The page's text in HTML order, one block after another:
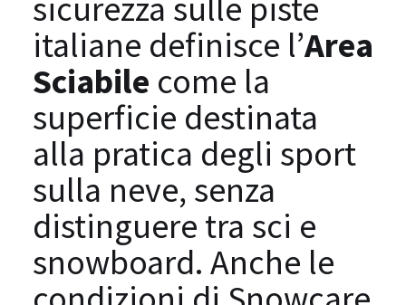
sicurezza sulle piste
italiane definisce l’Area
Sciabile come la
superficie destinata
alla pratica degli sport
sulla neve, senza
distinguere tra sci e
snowboard. Anche le